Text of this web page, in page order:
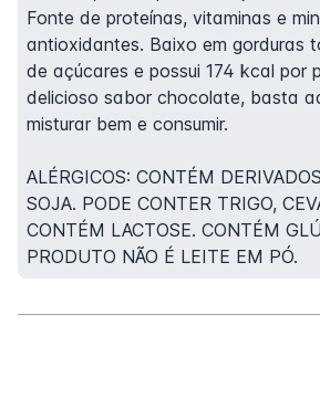
Fonte de proteínas, vitaminas e
antioxidantes. Baixo em gorduras
de açúcares e possui 174 kcal por
delicioso sabor chocolate, basta
misturar bem e consumir.
ALÉRGICOS: CONTÉM
SOJA. PODE CONTER TRIGO,
CONTÉM LACTOSE. CONTÉM
PRODUTO NÃO É LEITE EM PÓ.